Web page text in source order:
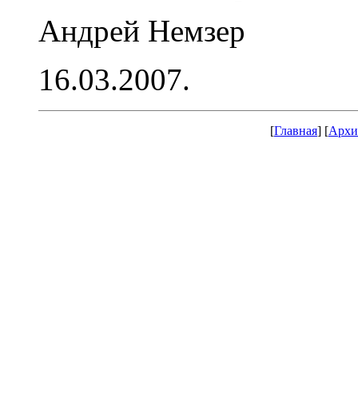
Андрей Немзер
16.03.2007.
[Главная] [